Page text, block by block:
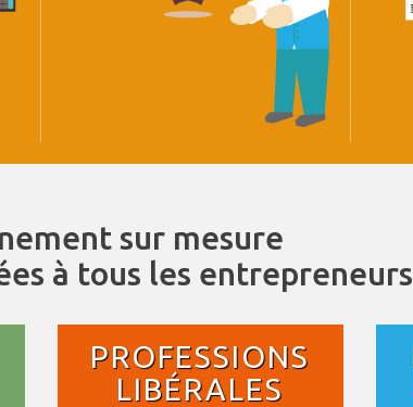
sur mesure
à tous les entrepreneurs
PROFESSIONS
LIBÉRALES